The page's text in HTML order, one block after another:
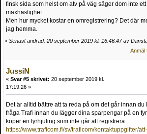
finsk sida som helst om atv på väg säger dom inte
maxhastighet.
Men hur mycket kostar en omregistrering? Det där
jag hemma.
« Senast ändrad: 20 september 2019 kl. 16:46:47 av
Anmäl
JussiN
« Svar #5 skrivet: 20 september 2019 kl.
17:19:26 »
Det är alltid bättre att ta reda på om det går innan du
fråga Trafi innan du lägger dina sparpengar på en
köper en fyrhjuling som inte går att registrera.
https://www.traficom.fi/sv/traficom/kontaktuppgifter/